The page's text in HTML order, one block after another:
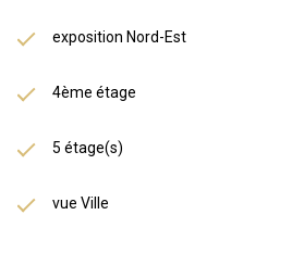
exposition Nord-Est
4ème étage
5 étage(s)
vue Ville